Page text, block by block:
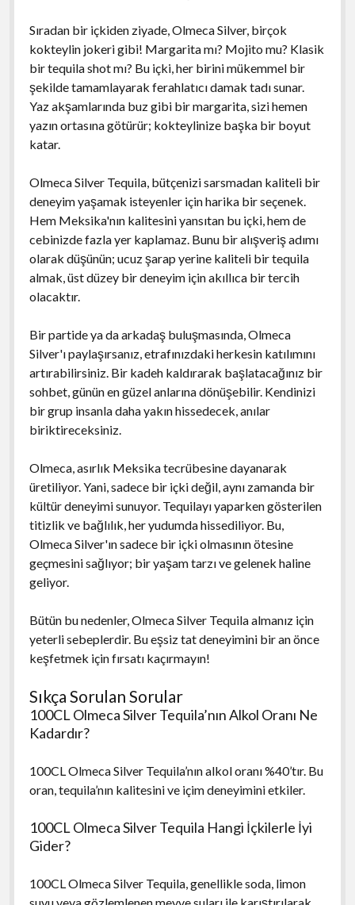
Sıradan bir içkiden ziyade, Olmeca Silver, birçok
kokteylin jokeri gibi! Margarita mı? Mojito mu? Klasik
bir tequila shot mı? Bu içki, her birini mükemmel bir
şekilde tamamlayarak ferahlatıcı damak tadı sunar.
Yaz akşamlarında buz gibi bir margarita, sizi hemen
yazın ortasına götürür; kokteylinize başka bir boyut
katar.
Olmeca Silver Tequila, bütçenizi sarsmadan kaliteli bir
deneyim yaşamak isteyenler için harika bir seçenek.
Hem Meksika'nın kalitesini yansıtan bu içki, hem de
cebinizde fazla yer kaplamaz. Bunu bir alışveriş adımı
olarak düşünün; ucuz şarap yerine kaliteli bir tequila
almak, üst düzey bir deneyim için akıllıca bir tercih
olacaktır.
Bir partide ya da arkadaş buluşmasında, Olmeca
Silver'ı paylaşırsanız, etrafınızdaki herkesin katılımını
artırabilirsiniz. Bir kadeh kaldırarak başlatacağınız bir
sohbet, günün en güzel anlarına dönüşebilir. Kendinizi
bir grup insanla daha yakın hissedecek, anılar
biriktireceksiniz.
Olmeca, asırlık Meksika tecrübesine dayanarak
üretiliyor. Yani, sadece bir içki değil, aynı zamanda bir
kültür deneyimi sunuyor. Tequilayı yaparken gösterilen
titizlik ve bağlılık, her yudumda hissediliyor. Bu,
Olmeca Silver'ın sadece bir içki olmasının ötesine
geçmesini sağlıyor; bir yaşam tarzı ve gelenek haline
geliyor.
Bütün bu nedenler, Olmeca Silver Tequila almanız için
yeterli sebeplerdir. Bu eşsiz tat deneyimini bir an önce
keşfetmek için fırsatı kaçırmayın!
Sıkça Sorulan Sorular
100CL Olmeca Silver Tequila’nın Alkol Oranı Ne
Kadardır?
100CL Olmeca Silver Tequila’nın alkol oranı %40’tır. Bu
oran, tequila’nın kalitesini ve içim deneyimini etkiler.
100CL Olmeca Silver Tequila Hangi İçkilerle İyi
Gider?
100CL Olmeca Silver Tequila, genellikle soda, limon